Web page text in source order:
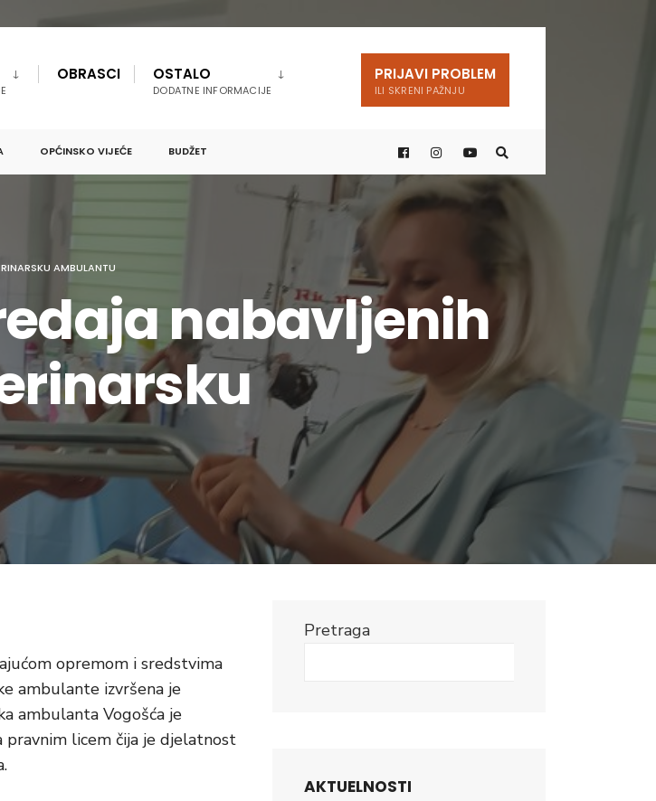
OBRASCI OSTALO
DODATNE INFORMACIJE
PRIJAVI PROBLEM
ILI SKRENI PAŽNJU
OPĆINSKO VIJEĆE BUDŽET
AMBULANTU
nabavljenih
opremom i sredstvima
ambulante izvršena je
ambulanta Vogošća je
pravnim licem čija je djelatnost
Pretraga
AKTUELNOSTI